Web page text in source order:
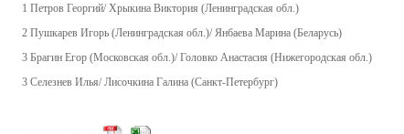
1 Петров Георгий/ Хрыкина Виктория (Ленинградская обл.)
2 Пушкарев Игорь (Ленинградская обл.)/ Янбаева Марина (Беларусь)
3 Брагин Егор (Московская обл.)/ Головко Анастасия (Нижегородская обл.)
3 Селезнев Илья/ Лисочкина Галина (Санкт-Петербург)